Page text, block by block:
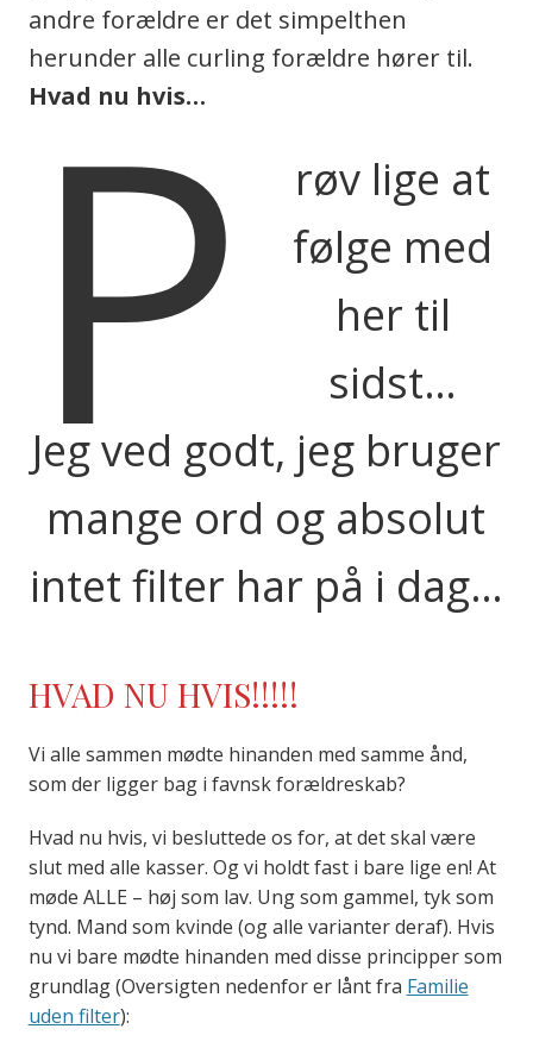
andre forældre er det simpelthen
herunder alle curling forældre hører til.
Hvad nu hvis…
P
røv lige at
følge med
her til
sidst…
Jeg ved godt, jeg bruger
mange ord og absolut
intet filter har på i dag…
HVAD NU HVIS!!!!!
Vi alle sammen mødte hinanden med samme ånd,
som der ligger bag i favnsk forældreskab?
Hvad nu hvis, vi besluttede os for, at det skal være
slut med alle kasser. Og vi holdt fast i bare lige en! At
møde ALLE – høj som lav. Ung som gammel, tyk som
tynd. Mand som kvinde (og alle varianter deraf). Hvis
nu vi bare mødte hinanden med disse principper som
grundlag (Oversigten nedenfor er lånt fra Familie
uden filter):